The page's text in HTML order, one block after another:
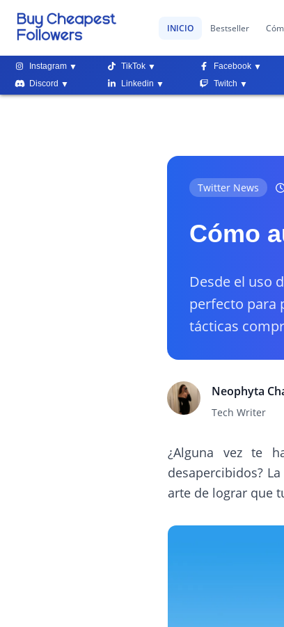
INICIO Bestseller
Instagram TikTok Facebook
Discord
Linkedin Twitch
Twitter News
Cómo
Desde el uso
perfecto para
tácticas
Neophyta
Tech Writer
¿Alguna vez te
desapercibidos?
arte de lograr que